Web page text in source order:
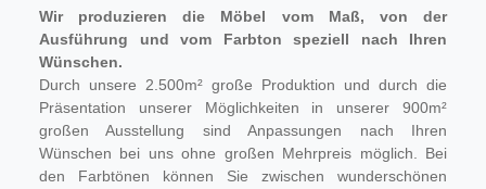
Wir produzieren die Möbel vom Maß, von der
Ausführung und vom Farbton speziell nach Ihren
Wünschen.
Durch unsere 2.500m² große Produktion und durch die
Präsentation unserer Möglichkeiten in unserer 900m²
großen Ausstellung sind Anpassungen nach Ihren
Wünschen bei uns ohne großen Mehrpreis möglich. Bei
den Farbtönen können Sie zwischen wunderschönen